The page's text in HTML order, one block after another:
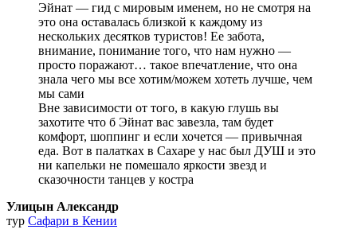
Эйнат — гид с мировым именем, но не смотря на
это она оставалась близкой к каждому из
нескольких десятков туристов! Ее забота,
внимание, понимание того, что нам нужно —
просто поражают… такое впечатление, что она
знала чего мы все хотим/можем хотеть лучше, чем
мы сами
Вне зависимости от того, в какую глушь вы
захотите что б Эйнат вас завезла, там будет
комфорт, шоппинг и если хочется — привычная
еда. Вот в палатках в Сахаре у нас был ДУШ и это
ни капельки не помешало яркости звезд и
сказочности танцев у костра
Улицын Александр
тур Сафари в Кении